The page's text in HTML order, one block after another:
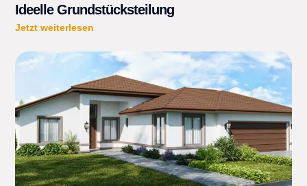
Ideelle Grundstücksteilung
Jetzt weiterlesen